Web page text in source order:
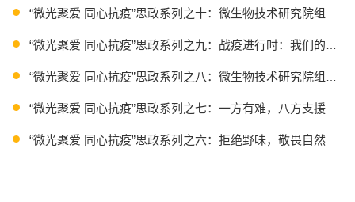
“微光聚爱 同心抗疫”思政系列之十：微生物技术研究院组织观
“微光聚爱 同心抗疫”思政系列之九：战疫进行时：我们的故事
“微光聚爱 同心抗疫”思政系列之八：微生物技术研究院组织观
“微光聚爱 同心抗疫”思政系列之七：一方有难，八方支援
“微光聚爱 同心抗疫”思政系列之六：拒绝野味，敬畏自然